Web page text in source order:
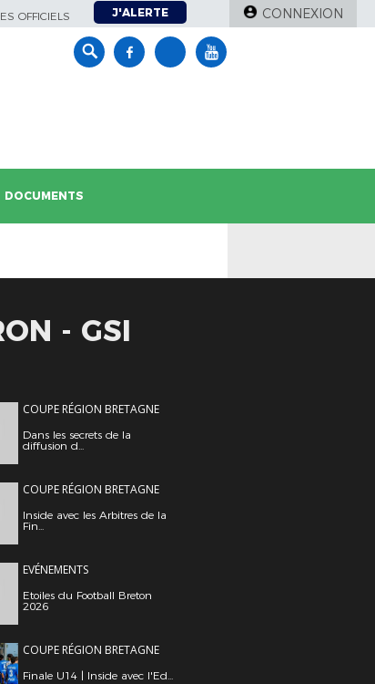
OFFICIELS J'ALERTE CONNEXION
DOCUMENTS
- GSI
COUPE RÉGION BRETAGNE
Dans les secrets de la
diffusion d...
COUPE RÉGION BRETAGNE
Inside avec les Arbitres de la
Fin...
EVÉNEMENTS
Etoiles du Football Breton
2026
COUPE RÉGION BRETAGNE
Finale U14 | Inside avec l'Ed...